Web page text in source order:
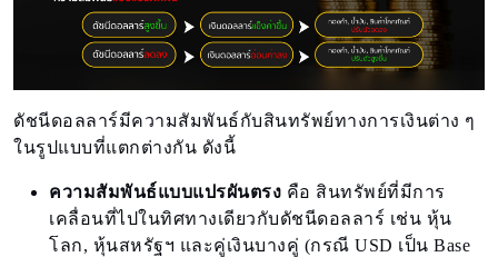
ดัชนีดอลลาร์มีความสัมพันธ์กับสินทรัพย์ทางการเงินต่าง ๆ
ในรูปแบบที่แตกต่างกัน ดังนี้
ความสัมพันธ์แบบแปรผันตรง คือ สินทรัพย์ที่มีการ
เคลื่อนที่ไปในทิศทางเดียวกับดัชนีดอลลาร์ เช่น หุ้น
โลก, หุ้นสหรัฐฯ และคู่เงินบางคู่ (กรณี USD เป็น Base